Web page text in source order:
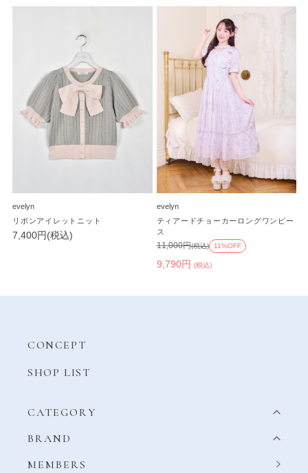
evelyn
リボンアイレットニット
7,400円(税込)
evelyn
ティアードチョーカーロングワンピー
ス
9,790円 (税込)
11,000円(税込) 11%OFF
CONCEPT
SHOP LIST
CATEGORY
BRAND
MEMBERS